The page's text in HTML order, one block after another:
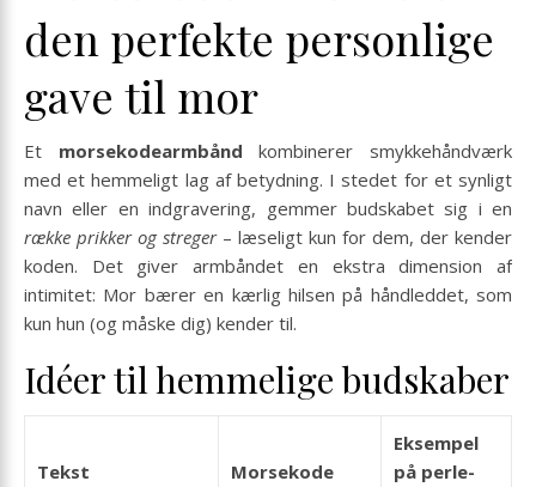
den perfekte personlige
gave til mor
Et morsekodearmbånd kombinerer smykke­håndværk
med et hemmeligt lag af betydning. I stedet for et synligt
navn eller en indgravering, gemmer budskabet sig i en
række prikker og streger– læseligt kun for dem, der kender
koden. Det giver armbåndet en ekstra dimension af
intimitet: Mor bærer en kærlig hilsen på håndleddet, som
kun hun (og måske dig) kender til.
Idéer til hemmelige budskaber
Tekst Morsekode
Eksempel
på perle­